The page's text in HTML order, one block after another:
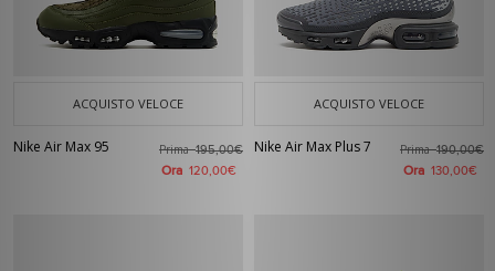
ACQUISTO VELOCE
Nike Air Max 95 Prima195,00€
Ora 120,00€
ACQUISTO VELOCE
Nike Air Max Plus 7 Prima190,00€
Ora 130,00€